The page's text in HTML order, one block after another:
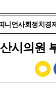
니언사회정치 경제
시의원